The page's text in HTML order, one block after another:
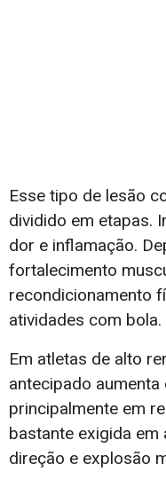
Esse tipo de lesão
dividido em etapas.
dor e inflamação.
fortalecimento
recondicionamento
atividades com bola.
Em atletas de alto
antecipado
principalmente em
bastante exigida em
direção e explosão